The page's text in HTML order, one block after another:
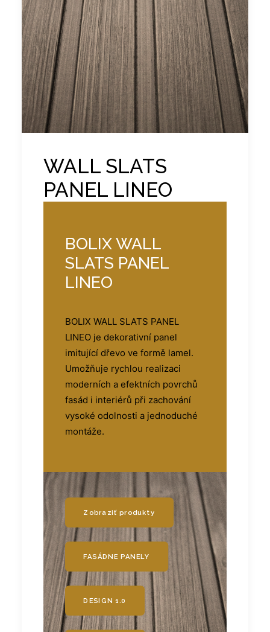
WALL SLATS
PANEL LINEO
BOLIX WALL
SLATS PANEL
LINEO
BOLIX WALL SLATS PANEL
LINEO je dekorativní panel
imitující dřevo ve formě lamel.
Umožňuje rychlou realizaci
moderních a efektních povrchů
fasád i interiérů při zachování
vysoké odolnosti a jednoduché
montáže.
Zobraziť produkty
FASÁDNE PANELY
DESIGN 1.0